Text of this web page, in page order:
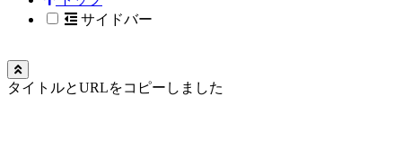
サイドバー
タイトルとURLをコピーしました